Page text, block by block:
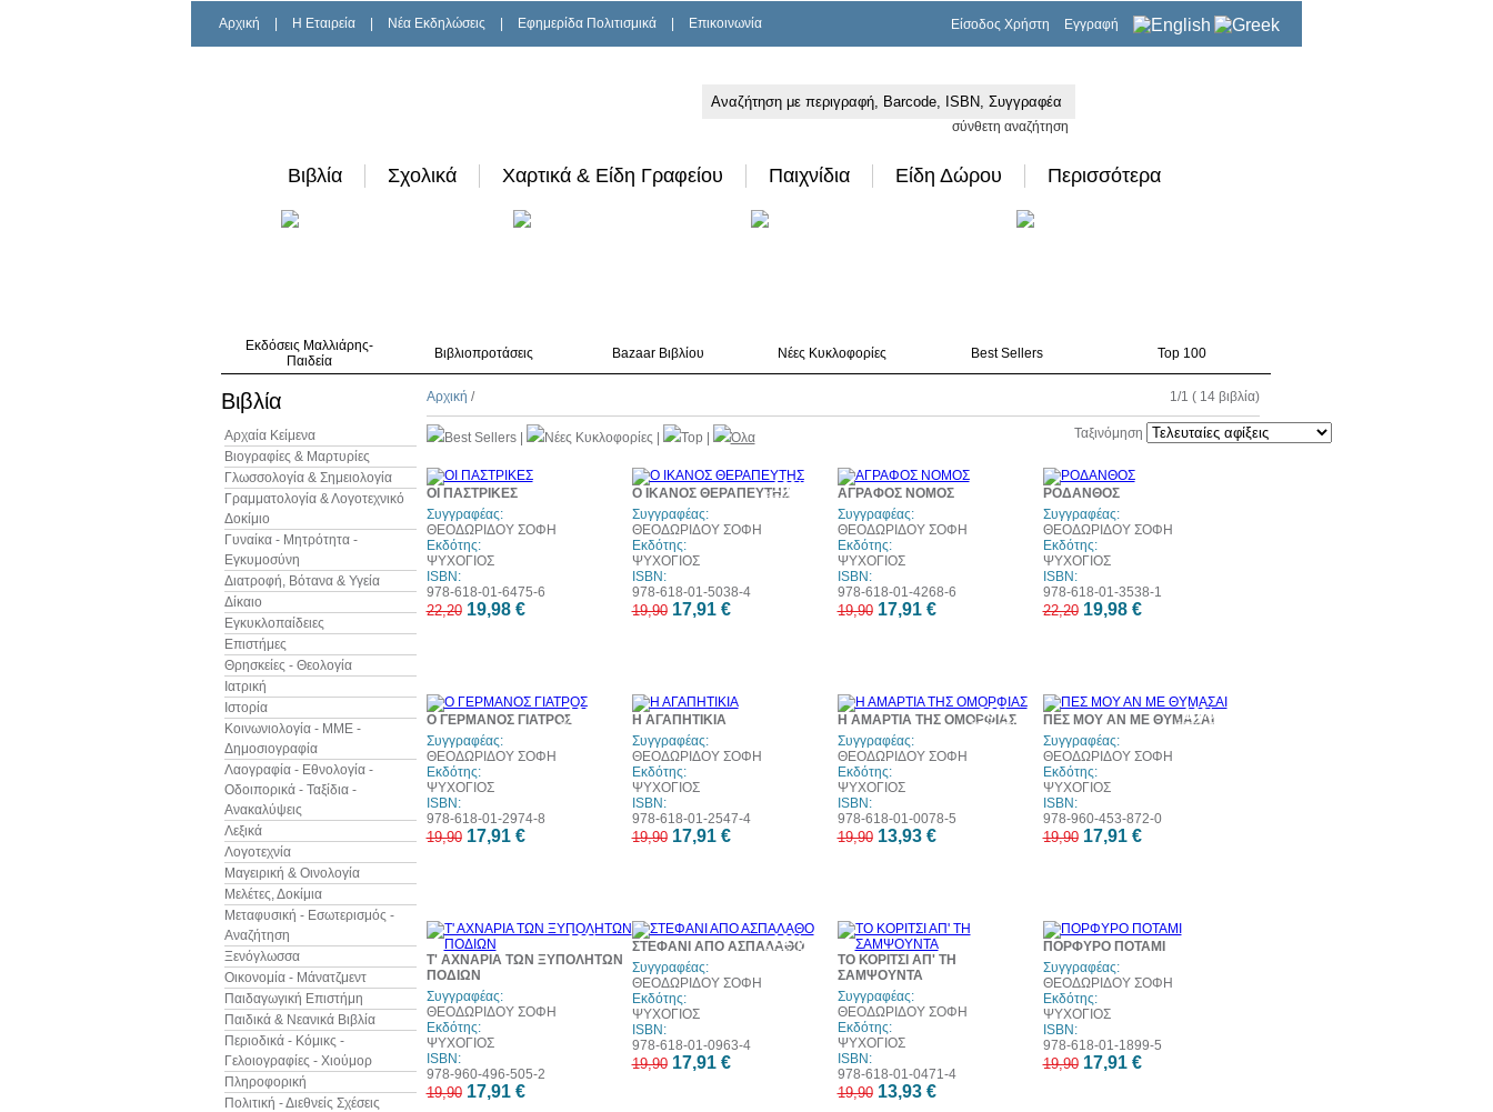
Αρχική H Εταιρεία Νέα Εκδηλώσεις Εφημερίδα Πολιτισμικά Επικοινωνία Είσοδος Χρήστη Εγγραφή
σύνθετη αναζήτηση
Βιβλία Σχολικά Χαρτικά & Είδη Γραφείου Παιχνίδια Είδη Δώρου Περισσότερα
Εκδόσεις Μαλλιάρης-
Παιδεία
Βιβλιοπροτάσεις Bazaar Βιβλίου Νέες Κυκλοφορίες Best Sellers Top 100
Βιβλία
Αρχαία Κείμενα
Βιογραφίες & Μαρτυρίες
Γλωσσολογία & Σημειολογία
Γραμματολογία & Λογοτεχνικό
Δοκίμιο
Γυναίκα - Μητρότητα -
Εγκυμοσύνη
Διατροφή, Βότανα & Υγεία
Δίκαιο
Εγκυκλοπαίδειες
Επιστήμες
Θρησκείες - Θεολογία
Ιατρική
Ιστορία
Κοινωνιολογία - ΜΜΕ -
Δημοσιογραφία
Λαογραφία - Εθνολογία -
Οδοιπορικά - Ταξίδια -
Ανακαλύψεις
Λεξικά
Λογοτεχνία
Μαγειρική & Οινολογία
Μελέτες, Δοκίμια
Μεταφυσική - Εσωτερισμός -
Αναζήτηση
Ξενόγλωσσα
Οικονομία - Μάνατζμεντ
Παιδαγωγική Επιστήμη
Παιδικά & Νεανικά Βιβλία
Περιοδικά - Κόμικς -
Γελοιογραφίες - Χιούμορ
Πληροφορική
Πολιτική - Διεθνείς Σχέσεις
Αρχική / 1/1 ( 14 βιβλία)
Best Sellers| Νέες Κυκλοφορίες Top Όλα Ταξινόμηση
ΟΙ ΠΑΣΤΡΙΚΕΣ
Συγγραφέας:
ΘΕΟΔΩΡΙΔΟΥ ΣΟΦΗ
Εκδότης:
ΨΥΧΟΓΙΟΣ
ISBN:
978-618-01-6475-6
22,20 19,98 €
10%
έκπτωση
Ο ΙΚΑΝΟΣ ΘΕΡΑΠΕΥΤΗΣ
Συγγραφέας:
ΘΕΟΔΩΡΙΔΟΥ ΣΟΦΗ
Εκδότης:
ΨΥΧΟΓΙΟΣ
ISBN:
978-618-01-5038-4
19,90 17,91 €
ΑΓΡΑΦΟΣ ΝΟΜΟΣ
Συγγραφέας:
ΘΕΟΔΩΡΙΔΟΥ ΣΟΦΗ
Εκδότης:
ΨΥΧΟΓΙΟΣ
ISBN:
978-618-01-4268-6
19,90 17,91 €
ΡΟΔΑΝΘΟΣ
Συγγραφέας:
ΘΕΟΔΩΡΙΔΟΥ ΣΟΦΗ
Εκδότης:
ΨΥΧΟΓΙΟΣ
ISBN:
978-618-01-3538-1
22,20 19,98 €
10%
έκπτωση
Ο ΓΕΡΜΑΝΟΣ ΓΙΑΤΡΟΣ
Συγγραφέας:
ΘΕΟΔΩΡΙΔΟΥ ΣΟΦΗ
Εκδότης:
ΨΥΧΟΓΙΟΣ
ISBN:
978-618-01-2974-8
19,90 17,91 €
Η ΑΓΑΠΗΤΙΚΙΑ
Συγγραφέας:
ΘΕΟΔΩΡΙΔΟΥ ΣΟΦΗ
Εκδότης:
ΨΥΧΟΓΙΟΣ
ISBN:
978-618-01-2547-4
19,90 17,91 €
30%
έκπτωση
Η ΑΜΑΡΤΙΑ ΤΗΣ ΟΜΟΡΦΙΑΣ
Συγγραφέας:
ΘΕΟΔΩΡΙΔΟΥ ΣΟΦΗ
Εκδότης:
ΨΥΧΟΓΙΟΣ
ISBN:
978-618-01-0078-5
19,90 13,93 €
10%
έκπτωση
ΠΕΣ ΜΟΥ ΑΝ ΜΕ ΘΥΜΑΣΑΙ
Συγγραφέας:
ΘΕΟΔΩΡΙΔΟΥ ΣΟΦΗ
Εκδότης:
ΨΥΧΟΓΙΟΣ
ISBN:
978-960-453-872-0
19,90 17,91 €
10%
Τ' ΑΧΝΑΡΙΑ ΤΩΝ ΞΥΠΟΛΗΤΩΝ
ΠΟΔΙΩΝ
Συγγραφέας:
ΘΕΟΔΩΡΙΔΟΥ ΣΟΦΗ
Εκδότης:
ΨΥΧΟΓΙΟΣ
ISBN:
978-960-496-505-2
19,90 17,91 €
10%
έκπτωση
ΣΤΕΦΑΝΙ ΑΠΟ ΑΣΠΑΛΑΘΟ
Συγγραφέας:
ΘΕΟΔΩΡΙΔΟΥ ΣΟΦΗ
Εκδότης:
ΨΥΧΟΓΙΟΣ
ISBN:
978-618-01-0963-4
19,90 17,91 €
ΤΟ ΚΟΡΙΤΣΙ ΑΠ' ΤΗ
ΣΑΜΨΟΥΝΤΑ
Συγγραφέας:
ΘΕΟΔΩΡΙΔΟΥ ΣΟΦΗ
Εκδότης:
ΨΥΧΟΓΙΟΣ
ISBN:
978-618-01-0471-4
19,90 13,93 €
ΠΟΡΦΥΡΟ ΠΟΤΑΜΙ
Συγγραφέας:
ΘΕΟΔΩΡΙΔΟΥ ΣΟΦΗ
Εκδότης:
ΨΥΧΟΓΙΟΣ
ISBN:
978-618-01-1899-5
19,90 17,91 €